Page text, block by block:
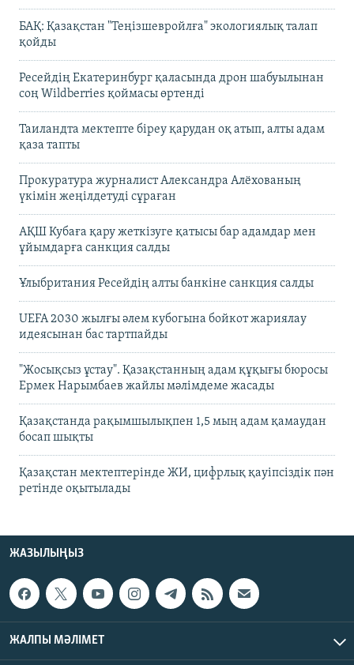
БАҚ: Қазақстан "Теңізшевройлға" экологиялық талап
қойды
Ресейдің Екатеринбург қаласында дрон шабуылынан
соң Wildberries қоймасы өртенді
Таиландта мектепте біреу қарудан оқ атып, алты адам
қаза тапты
Прокуратура журналист Александра Алёхованың
үкімін жеңілдетуді сұраған
АҚШ Кубаға қару жеткізуге қатысы бар адамдар мен
ұйымдарға санкция салды
Ұлыбритания Ресейдің алты банкіне санкция салды
UEFA 2030 жылғы әлем кубогына бойкот жариялау
идеясынан бас тартпайды
"Жосықсыз ұстау". Қазақстанның адам құқығы бюросы
Ермек Нарымбаев жайлы мәлімдеме жасады
Қазақстанда рақымшылықпен 1,5 мың адам қамаудан
босап шықты
Қазақстан мектептерінде ЖИ, цифрлық қауіпсіздік пән
ретінде оқытылады
ЖАЗЫЛЫҢЫЗ
ЖАЛПЫ МӘЛІМЕТ